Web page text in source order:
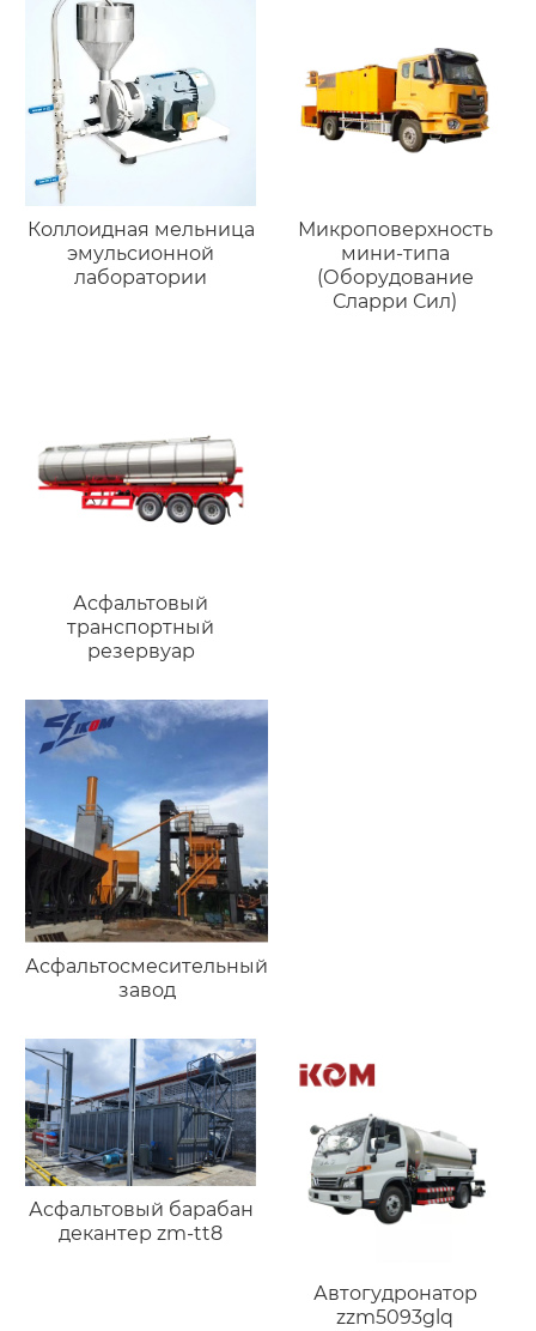
Коллоидная мельница
эмульсионной
лаборатории
Микроповерхность
мини-типа
(Оборудование
Сларри Сил)
Асфальтовый
транспортный
резервуар
Асфальтосмесительный
завод
Асфальтовый барабан
декантер zm-tt8
Автогудронатор
zzm5093glq